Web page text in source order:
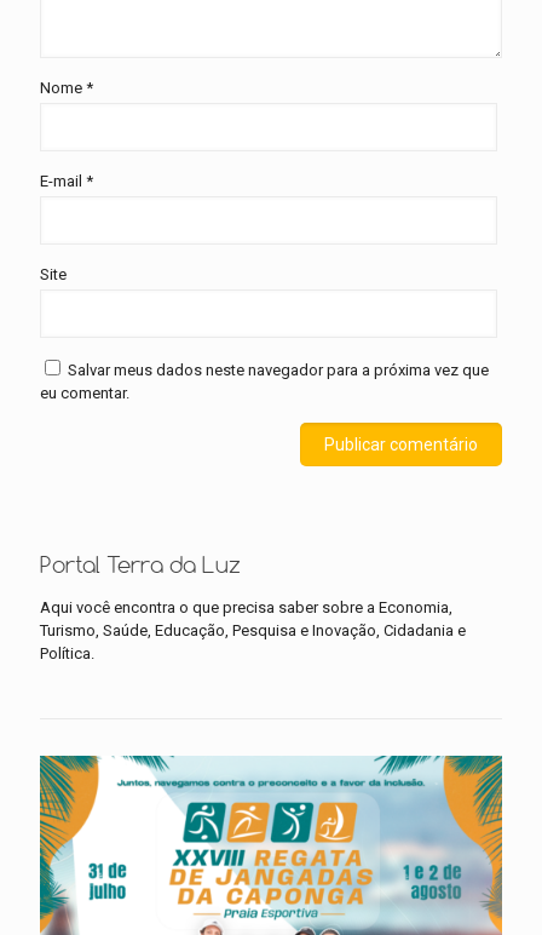
Nome *
E-mail *
Site
Salvar meus dados neste navegador para a próxima vez que
eu comentar.
Portal Terra da Luz
Aqui você encontra o que precisa saber sobre a Economia,
Turismo, Saúde, Educação, Pesquisa e Inovação, Cidadania e
Política.